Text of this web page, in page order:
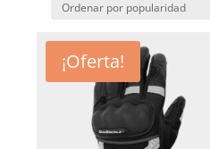
¡Oferta!